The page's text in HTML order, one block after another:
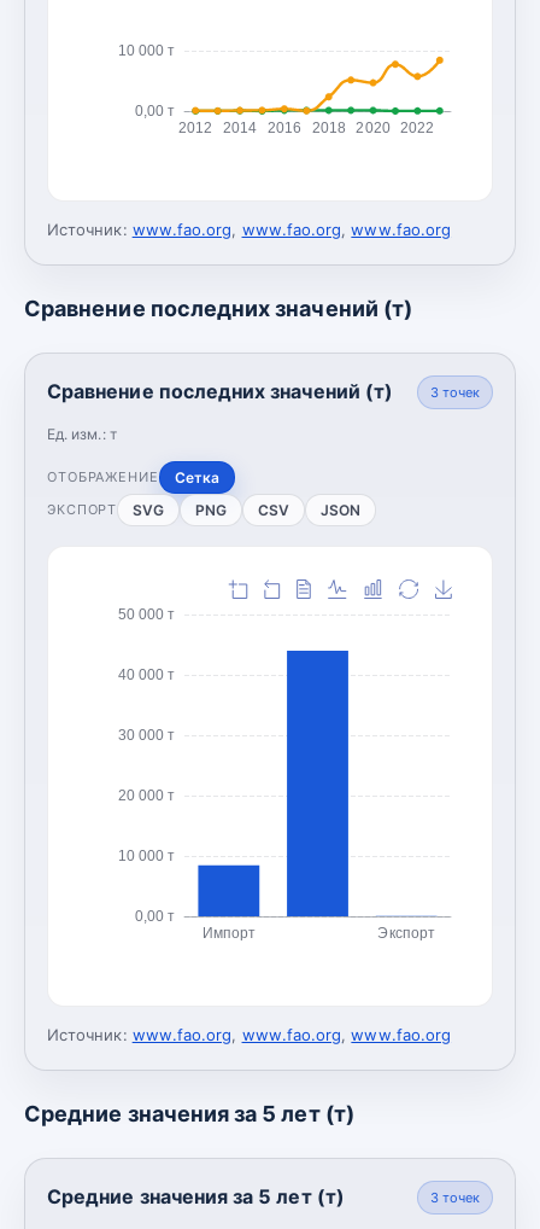
0,00 т
10 000 т
2012 2014 2016 2018 2020 2022
Источник: www.fao.org, www.fao.org,www.fao.org
Сравнение последних значений (т)
Сравнение последних значений (т)
Ед. изм.: т
3точек
ОТОБРАЖЕНИЕ Сетка
ЭКСПОРТ SVG PNG CSV JSON
0,00 т
10 000 т
20 000 т
30 000 т
40 000 т
50 000 т
Импорт Экспорт
Источник: www.fao.org, www.fao.org,www.fao.org
Средние значения за 5 лет (т)
Средние значения за 5 лет (т) 3точек